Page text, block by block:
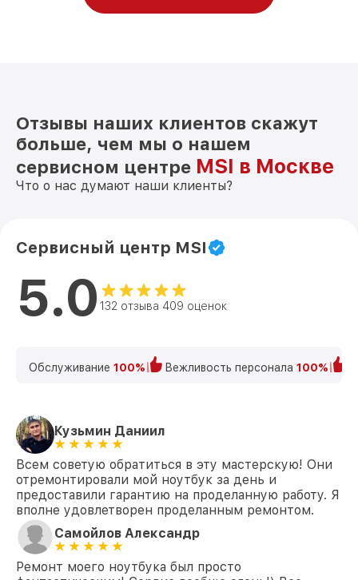
Отзывы наших клиентов скажут
больше, чем мы о нашем
сервисном центре MSI в Москве
Что о нас думают наши клиенты?
Сервисный центр MSI
5.0 132 отзыва 409 оценок
Обслуживание 100% Вежливость персонала 100%
Кузьмин Даниил
Всем советую обратиться в эту мастерскую! Они
отремонтировали мой ноутбук за день и
предоставили гарантию на проделанную работу. Я
вполне удовлетворен проделанным ремонтом.
Самойлов Александр
Ремонт моего ноутбука был просто